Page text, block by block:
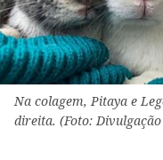
Na colagem, Pitaya e
direita. (Foto: